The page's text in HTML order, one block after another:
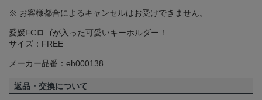
※ お客様都合によるキャンセルはお受けできません。
愛媛FCロゴが入った可愛いキーホルダー！
サイズ：FREE
メーカー品番：eh000138
返品・交換について